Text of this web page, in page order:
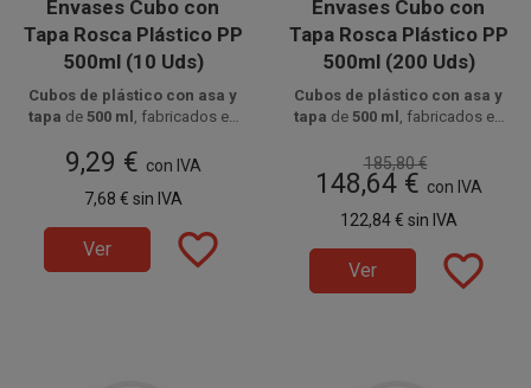
Envases Cubo con
Tapa Rosca Plástico PP
500ml (10 Uds)
Cubos de plástico con asa y
tapa de 500 ml , fabricados en
aptos parabebidas y
alimentos fríos o calientes
ideales para transporte seguro
paquetes de 10 unidades.
9,29 € con IVA
7,68 € sin IVA
Ver favorite_border
Envases Cubo con
Tapa Rosca Plástico PP
500ml (200 Uds)
Cubos de plástico con asa y
tapa de 500 ml , fabricados en
aptos parabebidas y
alimentos fríos o calientes
ideales para transporte seguro
en hostelería y eventos.
de 200 unidades.
185,80 €
148,64 € con IVA
122,84 € sin IVA
Ver favorite_border